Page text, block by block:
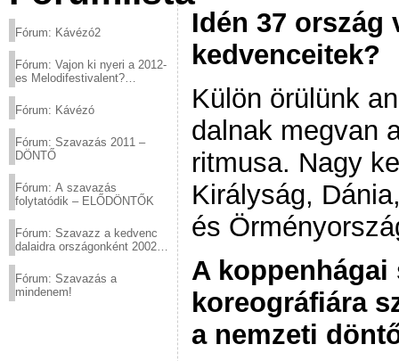
Fórum: Kávézó2
Fórum: Vajon ki nyeri a 2012-
es Melodifestivalent?
Fórum: Kávézó
Fórum: Szavazás 2011 –
DÖNTŐ
Fórum: A szavazás
folytatódik – ELŐDÖNTŐK
Fórum: Szavazz a kedvenc
dalaidra országonként 2002
Fórum: Szavazás a
mindenem!
Idén 37 ország
kedvenceitek?
Külön örülünk
dalnak megvan
ritmusa. Nagy
Királyság,
és
A
koreográfiára
a nemzeti